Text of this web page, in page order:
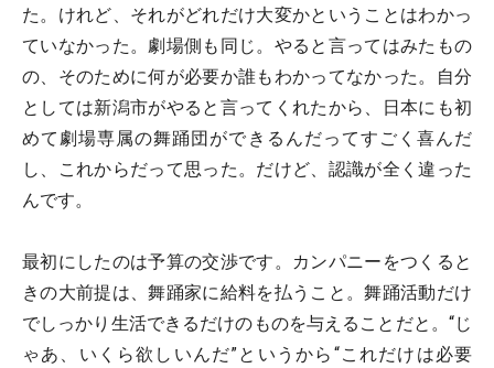
た。けれど、それがどれだけ大変かということはわかっ
ていなかった。劇場側も同じ。やると言ってはみたもの
の、そのために何が必要か誰もわかってなかった。自分
としては新潟市がやると言ってくれたから、日本にも初
めて劇場専属の舞踊団ができるんだってすごく喜んだ
し、これからだって思った。だけど、認識が全く違った
んです。
最初にしたのは予算の交渉です。カンパニーをつくると
きの大前提は、舞踊家に給料を払うこと。舞踊活動だけ
でしっかり生活できるだけのものを与えることだと。“じ
ゃあ、いくら欲しいんだ”というから“これだけは必要